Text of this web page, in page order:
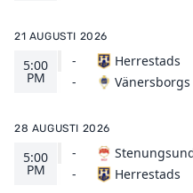
21 AUGUSTI 2026
5:00
PM
-
-
Herrestads
Vänersborgs
28 AUGUSTI 2026
5:00
PM
-
-
Herrestads